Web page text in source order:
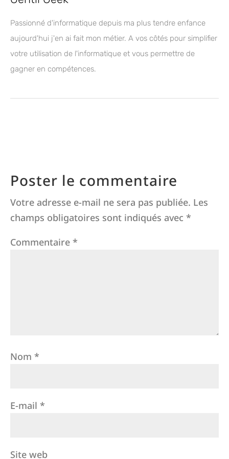
Passionné d'informatique depuis ma plus tendre enfance
aujourd'hui j'en ai fait mon métier. A vos côtés pour simplifier
votre utilisation de l'informatique et vous permettre de
gagner en compétences.
Poster le commentaire
Votre adresse e-mail ne sera pas publiée. Les
champs obligatoires sont indiqués avec *
Commentaire *
Nom *
E-mail *
Site web